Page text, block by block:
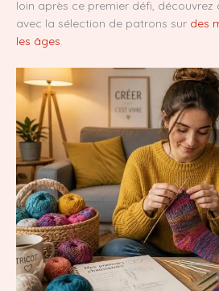
loin après ce premier défi, découvrez
avec la sélection de patrons sur des
les âges